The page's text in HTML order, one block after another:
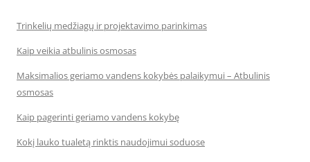
Trinkelių medžiagų ir projektavimo parinkimas
Kaip veikia atbulinis osmosas
Maksimalios geriamo vandens kokybės palaikymui – Atbulinis
osmosas
Kaip pagerinti geriamo vandens kokybę
Kokį lauko tualetą rinktis naudojimui soduose